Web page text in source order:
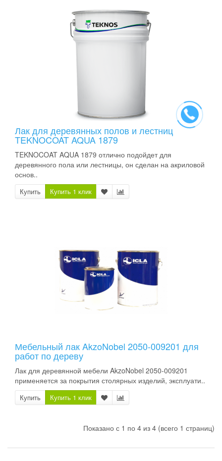
Лак для деревянных полов и лестниц
TEKNOCOAT AQUA 1879
TEKNOCOAT AQUA 1879 отлично подойдет для
деревянного пола или лестницы, он сделан на акриловой
основ..
Купить Купить 1 клик
Мебельный лак AkzoNobel 2050-009201 для
работ по дереву
Лак для деревянной мебели AkzoNobel 2050-009201
применяется за покрытия столярных изделий, эксплуати..
Купить Купить 1 клик
Показано с 1 по 4 из 4 (всего 1 страниц)